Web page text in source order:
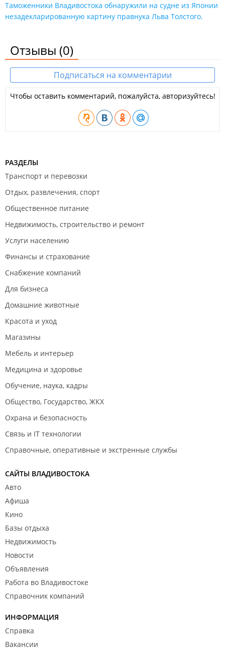
Таможенники Владивостока обнаружили на судне из Японии
незадекларированную картину правнука Льва Толстого.
Отзывы (0)
Подписаться на комментарии
Чтобы оставить комментарий, пожалуйста, авторизуйтесь!
РАЗДЕЛЫ
Транспорт и перевозки
Отдых, развлечения, спорт
Общественное питание
Недвижимость, строительство и ремонт
Услуги населению
Финансы и страхование
Снабжение компаний
Для бизнеса
Домашние животные
Красота и уход
Магазины
Мебель и интерьер
Медицина и здоровье
Обучение, наука, кадры
Общество, Государство, ЖКХ
Охрана и безопасность
Связь и IT технологии
Справочные, оперативные и экстренные службы
САЙТЫ ВЛАДИВОСТОКА
Авто
Афиша
Кино
Базы отдыха
Недвижимость
Новости
Объявления
Работа во Владивостоке
Справочник компаний
ИНФОРМАЦИЯ
Справка
Вакансии